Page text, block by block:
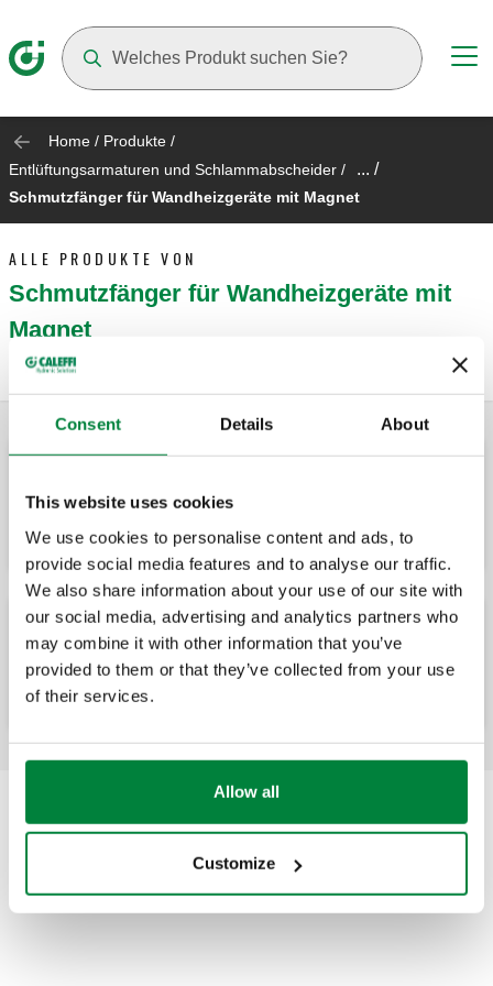
Consent Details About
This website uses cookies
We use cookies to personalise content and ads, to
provide social media features and to analyse our traffic.
We also share information about your use of our site with
our social media, advertising and analytics partners who
may combine it with other information that you’ve
provided to them or that they’ve collected from your use
of their services.
Allow all
Customize
Home / Produkte /
Entlüftungsarmaturen und Schlammabscheider / ... /
Schmutzfänger für Wandheizgeräte mit Magnet
ALLE PRODUKTE VON
Schmutzfänger für Wandheizgeräte mit
Magnet
CALEFFI XS®, Schmutzfänger mit Magnet
für Wandheizgeräte. Eckanschlüsse
CALEFFI XS®, Schmutzfänger mit Magnet
für Wandheizgeräte